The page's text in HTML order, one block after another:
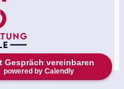
Gespräch vereinbaren
powered by Calendly